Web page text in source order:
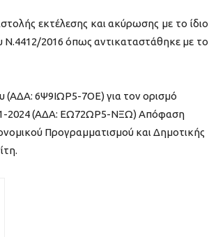
εκτέλεσης και ακύρωσης με το ίδιο
Ν.4412/2016 όπως αντικαταστάθηκε με το
6Ψ9ΙΩΡ5-7ΟΕ) για τον ορισμό
1-2024 (ΑΔΑ: ΕΩ72ΩΡ5-ΝΞΩ) Απόφαση
Προγραμματισμού και Δημοτικής